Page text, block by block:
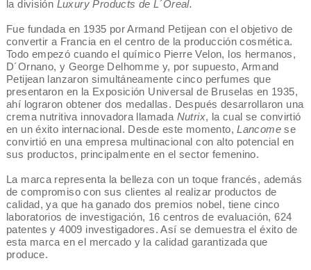
la división Luxury Products de L´Oreal.
Fue fundada en 1935 por Armand Petijean con el objetivo de
convertir a Francia en el centro de la producción cosmética.
Todo empezó cuando el químico Pierre Velon, los hermanos,
D´Ornano, y George Delhomme y, por supuesto, Armand
Petijean lanzaron simultáneamente cinco perfumes que
presentaron en la Exposición Universal de Bruselas en 1935,
ahí lograron obtener dos medallas. Después desarrollaron una
crema nutritiva innovadora llamada Nutrix, la cual se convirtió
en un éxito internacional. Desde este momento,Lancomese
convirtió en una empresa multinacional con alto potencial en
sus productos, principalmente en el sector femenino.
La marca representa la belleza con un toque francés, además
de compromiso con sus clientes al realizar productos de
calidad, ya que ha ganado dos premios nobel, tiene cinco
laboratorios de investigación, 16 centros de evaluación, 624
patentes y 4009 investigadores. Así se demuestra el éxito de
esta marca en el mercado y la calidad garantizada que
produce.